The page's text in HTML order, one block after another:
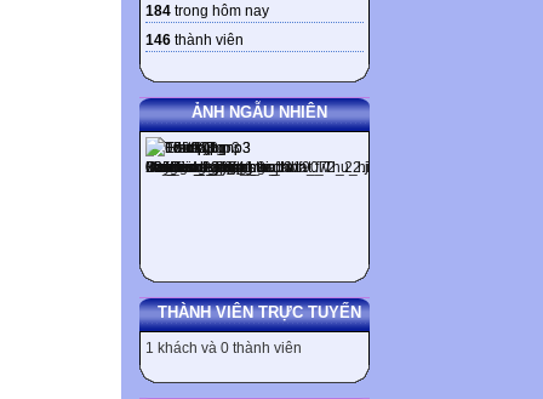
184 trong hôm nay
146 thành viên
ẢNH NGẪU NHIÊN
THÀNH VIÊN TRỰC TUYẾN
1 khách và 0 thành viên